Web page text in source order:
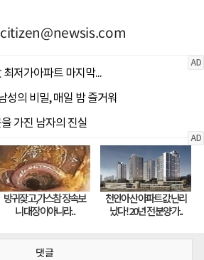
citizen@newsis.com
댓글